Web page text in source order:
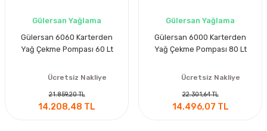
Gülersan Yağlama
Gülersan 6060 Karterden
Yağ Çekme Pompası 60 Lt
Ücretsiz Nakliye
21.859,20 TL
14.208,48 TL
Gülersan Yağlama
Gülersan 6000 Karterden
Yağ Çekme Pompası 80 Lt
Ücretsiz Nakliye
22.301,64 TL
14.496,07 TL